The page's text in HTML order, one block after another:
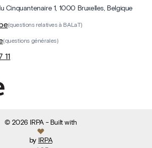
Cinquantenaire 1, 1000 Bruxelles, Belgique
(questions relatives à BALaT)
(questions générales)
11
©2026 IRPA- Built with
by IRPA